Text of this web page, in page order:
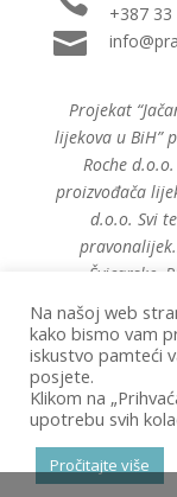
+387 33

Projekat
lijekova u BiH”
Roche
proizvođača
d.o.o. Svi
Švicarske,
Na našoj web
kako bismo vam
iskustvo pamteći
posjete.
Klikom na
upotrebu svih
Pročitajte više